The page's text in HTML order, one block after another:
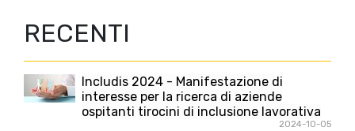
RECENTI
Includis 2024 - Manifestazione di
interesse per la ricerca di aziende
ospitanti tirocini di inclusione lavorativa
2024-10-05